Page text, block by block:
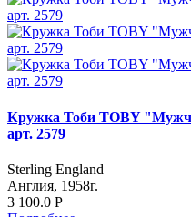
Кружка Тоби TOBY
арт. 2579
Sterling England
Англия, 1958г.
3 100.0 Р